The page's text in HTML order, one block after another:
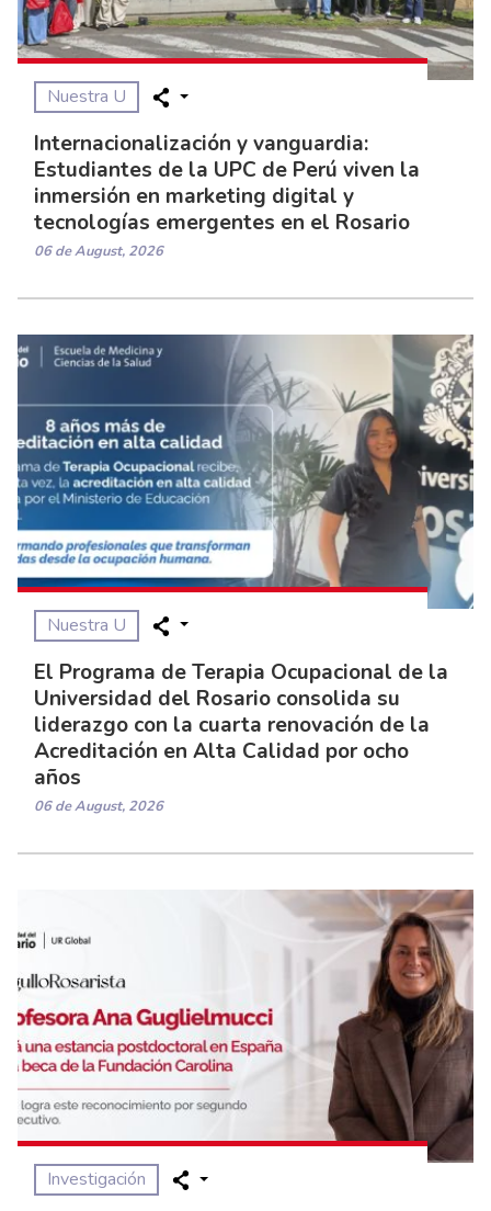
Nuestra U
Internacionalización y vanguardia:
Estudiantes de la UPC de Perú viven la
inmersión en marketing digital y
tecnologías emergentes en el Rosario
06 de August, 2026
Nuestra U
El Programa de Terapia Ocupacional de la
Universidad del Rosario consolida su
liderazgo con la cuarta renovación de la
Acreditación en Alta Calidad por ocho
años
06 de August, 2026
Investigación